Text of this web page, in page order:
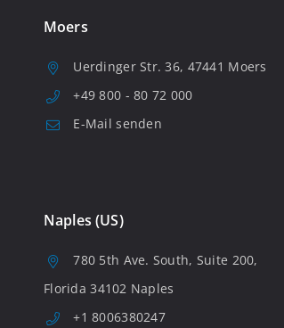
Moers
Uerdinger Str. 36, 47441 Moers
+49 800 - 80 72 000
E-Mail senden
Naples (US)
780 5th Ave. South, Suite 200,
Florida 34102 Naples
+1 8006380247